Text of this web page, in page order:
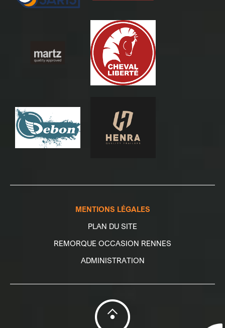
MENTIONS LÉGALES
PLAN DU SITE
REMORQUE OCCASION RENNES
ADMINISTRATION